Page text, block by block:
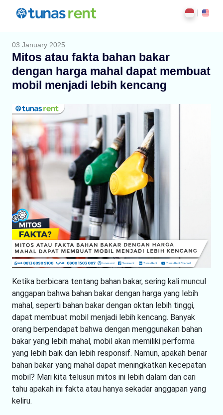
03 January 2025
Mitos atau fakta bahan bakar
dengan harga mahal dapat membuat
mobil menjadi lebih kencang
Ketika berbicara tentang bahan bakar, sering kali muncul
anggapan bahwa bahan bakar dengan harga yang lebih
mahal, seperti bahan bakar dengan oktan lebih tinggi,
dapat membuat mobil menjadi lebih kencang. Banyak
orang berpendapat bahwa dengan menggunakan bahan
bakar yang lebih mahal, mobil akan memiliki performa
yang lebih baik dan lebih responsif. Namun, apakah benar
bahan bakar yang mahal dapat meningkatkan kecepatan
mobil? Mari kita telusuri mitos ini lebih dalam dan cari
tahu apakah ini fakta atau hanya sekadar anggapan yang
keliru.